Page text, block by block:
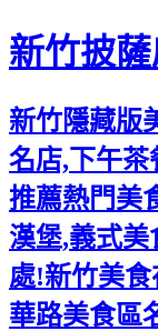
新竹披
新竹隱藏版
名店,下午茶
推薦熱門美
漢堡,義式美
處!新竹美
華路美食區